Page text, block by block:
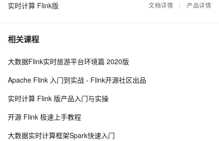
8 Apache Flink 漫谈系列(04) - State 7282
9
压
10【对话科技】Flink技术介绍和新功能展望
实时计算 Flink版 文档详情 产品详情
相关课程
大数据Flink实时旅游平台环境篇 2020版
Apache Flink 入门到实战 - Flink开源社区出品
实时计算 Flink 版产品入门与实操
开源 Flink 极速上手教程
大数据实时计算框架Spark快速入门